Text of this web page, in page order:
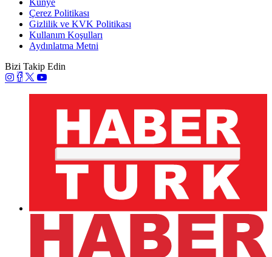
Künye
Çerez Politikası
Gizlilik ve KVK Politikası
Kullanım Koşulları
Aydınlatma Metni
Bizi Takip Edin